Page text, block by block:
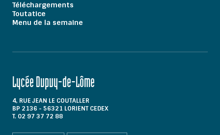
Téléchargements
Toutatice
Menu de la semaine
Lycée Dupuy-de-Lôme
4, RUE JEAN LE COUTALLER
BP 2136 - 56321 LORIENT CEDEX
T. 02 97 37 72 88